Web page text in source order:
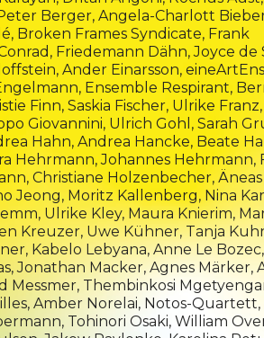
Berger, Angela-Charlott
Broken Frames Syndicate, Frank
, Friedemann Dähn,Joyce de
Ander Einarsson,
Ensemble Respirant,
Finn, Saskia Fischer, Ulrike
Giovannini, Ulrich Gohl, Sarah
Hahn, Andrea Hancke, Beate
Hehrmann, Johannes Hehrmann,
, Christiane Holzenbecher,
Jeong, Moritz Kallenberg, Nina
Ulrike Kley, Maura Knierim,
Kreuzer, Uwe Kühner, Tanja
, Kabelo Lebyana, Anne Le
Jonathan Macker, Agnes Märker,
Messmer, Thembinkosi
Amber Norelai, Notos-Quartett
, Tohinori Osaki, William